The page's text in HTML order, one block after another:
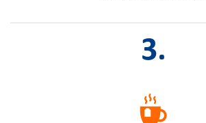
3.